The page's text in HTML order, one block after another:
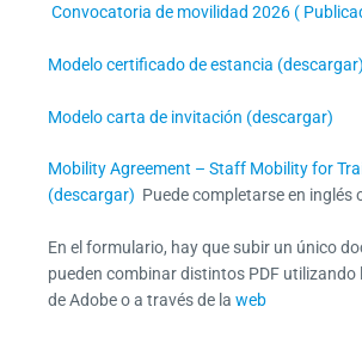
Convocatoria de movilidad 2026 (
Modelo certificado de estancia (descargar)
Modelo carta de invitación (descargar)
Mobility Agreement – Staff Mobility for
(descargar) Puede completarse en inglés
En el formulario, hay que subir un único
pueden combinar distintos PDF utilizando
de Adobe o a través de la web